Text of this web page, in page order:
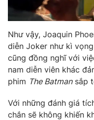
Tư vấn
Emagazine
Photo
Video
Như vậy, Joaquin
diễn Joker như kì
cũng đồng nghĩ với
nam diễn viên khác
phim The Batmansắp
Với những đánh giá
chắn sẽ không khiến